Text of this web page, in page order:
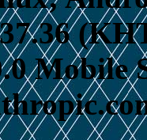
Mobile